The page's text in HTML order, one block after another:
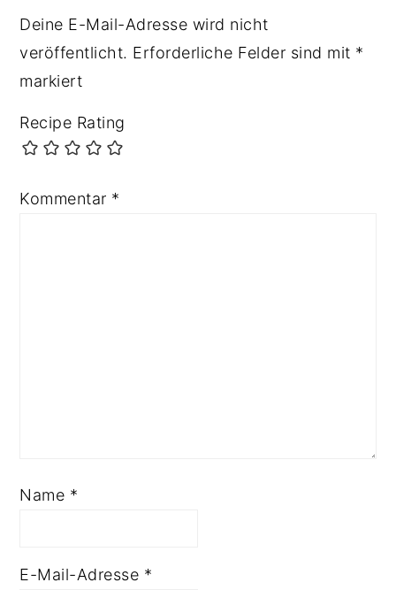
Deine E-Mail-Adresse wird nicht
veröffentlicht. Erforderliche Felder sind mit *
markiert
Recipe Rating
Kommentar *
Name *
E-Mail-Adresse *